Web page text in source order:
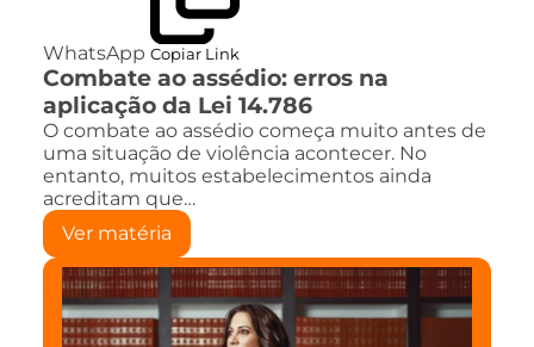
WhatsApp Copiar Link
Combate ao assédio: erros na
aplicação da Lei 14.786
O combate ao assédio começa muito antes de
uma situação de violência acontecer. No
entanto, muitos estabelecimentos ainda
acreditam que…
Ver matéria